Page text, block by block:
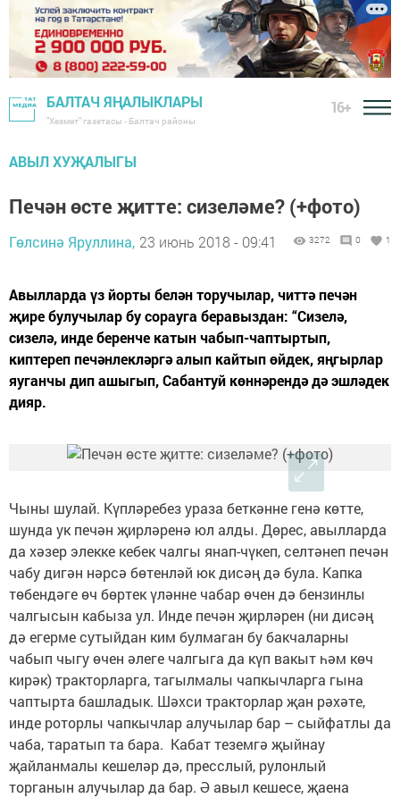
БАЛТАЧ ЯҢАЛЫКЛАРЫ
"Хезмәт" газетасы - Балтач районы
16+
АВЫЛ ХУҖАЛЫГЫ
Печән өсте җитте: сизеләме? (+фото)
Гөлсинә Яруллина, 23 июнь 2018 - 09:41 3272 0 1
Авылларда үз йорты белән торучылар, читтә печән
җире булучылар бу сорауга беравыздан: “Сизелә,
сизелә, инде беренче катын чабып-чаптыртып,
киптереп печәнлекләргә алып кайтып өйдек, яңгырлар
яуганчы дип ашыгып, Сабантуй көннәрендә дә эшләдек
дияр.
Чыны шулай. Күпләребез ураза беткәнне генә көтте,
шунда ук печән җирләренә юл алды. Дөрес, авылларда
да хәзер элекке кебек чалгы янап-чүкеп, селтәнеп печән
чабу дигән нәрсә бөтенләй юк дисәң дә була. Капка
төбендәге өч бөртек үләнне чабар өчен дә бензинлы
чалгысын кабыза ул. Инде печән җирләрен (ни дисәң
дә егерме сутыйдан ким булмаган бу бакчаларны
чабып чыгу өчен әлеге чалгыга да күп вакыт һәм көч
кирәк) тракторларга, тагылмалы чапкычларга гына
чаптырта башладык. Шәхси тракторлар җан рәхәте,
инде роторлы чапкычлар алучылар бар – сыйфатлы да
чаба, таратып та бара. Кабат теземгә җыйнау
җайланмалы кешеләр дә, пресслый, рулонлый
торганын алучылар да бар. Ә авыл кешесе, җаена